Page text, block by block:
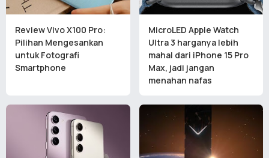
Review Vivo X100 Pro:
Pilihan Mengesankan
untuk Fotografi
Smartphone
MicroLED Apple Watch
Ultra 3 harganya lebih
mahal dari iPhone 15 Pro
Max, jadi jangan
menahan nafas